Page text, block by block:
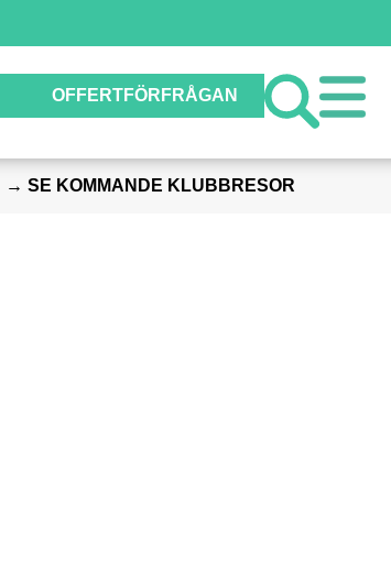
OFFERTFÖRFRÅGAN
→ SE KOMMANDE KLUBBRESOR